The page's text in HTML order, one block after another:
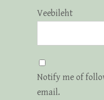
Veebileht
Notify me of
email.